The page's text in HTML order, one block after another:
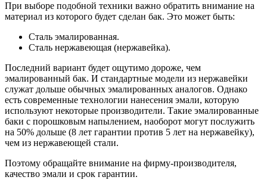
При выборе подобной техники важно обратить внимание на
материал из которого будет сделан бак. Это может быть:
Сталь эмалированная.
Сталь нержавеющая (нержавейка).
Последний вариант будет ощутимо дороже, чем
эмалированный бак. И стандартные модели из нержавейки
служат дольше обычных эмалированных аналогов. Однако
есть современные технологии нанесения эмали, которую
используют некоторые производители. Такие эмалированные
баки с порошковым напылением, наоборот могут послужить
на 50% дольше (8 лет гарантии против 5 лет на нержавейку),
чем из нержавеющей стали.
Поэтому обращайте внимание на фирму-производителя,
качество эмали и срок гарантии.